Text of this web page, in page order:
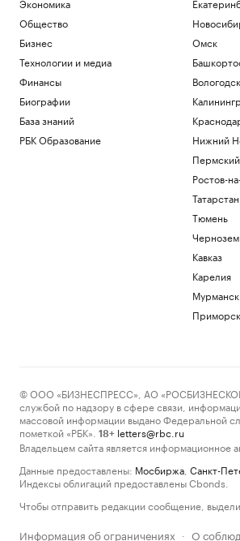
Общество
Бизнес
Технологии и медиа
Финансы
Биографии
База знаний
РБК Образование
Омск
Нижний
Ростов-
Татарстан
Тюмень
Кавказ
Карелия
Мурманск
© ООО «БИЗНЕСПРЕСС», АО
службой по надзору в сфере связи,
массовой информации выдано Федеральной
пометкой «РБК».
18+ letters@rbc.ru
Владельцем сайта является информационное
Данные предоставлены: Мосбиржа Санкт-
Индексы облигаций предоставлены Cbonds.
Чтобы отправить редакции сообщение,
Информация об ограничениях · О